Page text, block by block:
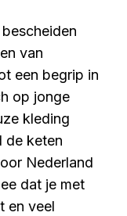
van
een begrip in
op jonge
kleding
de keten
Nederland
dat je met
en veel